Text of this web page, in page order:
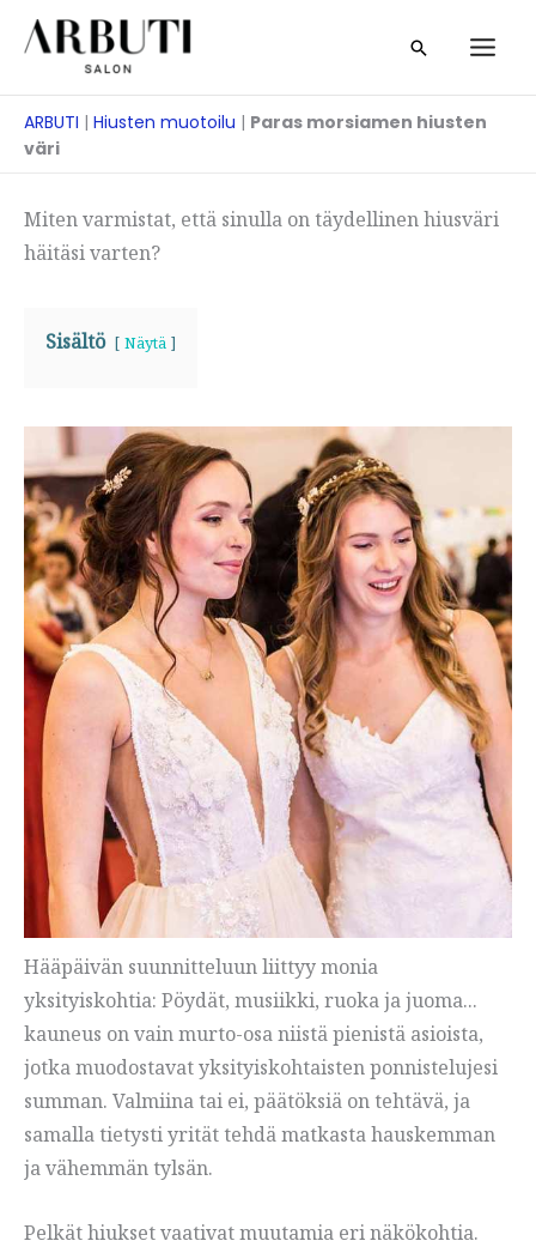
Siirry
sisältöön
Etsi
ARBUTI | Hiusten muotoilu | Paras morsiamen hiusten
väri
Miten varmistat, että sinulla on täydellinen hiusväri
häitäsi varten?
Sisältö Näytä
Hääpäivän suunnitteluun liittyy monia
yksityiskohtia: Pöydät, musiikki, ruoka ja juoma...
kauneus on vain murto-osa niistä pienistä asioista,
jotka muodostavat yksityiskohtaisten ponnistelujesi
summan. Valmiina tai ei, päätöksiä on tehtävä, ja
samalla tietysti yrität tehdä matkasta hauskemman
ja vähemmän tylsän.
Pelkät hiukset vaativat muutamia eri näkökohtia.